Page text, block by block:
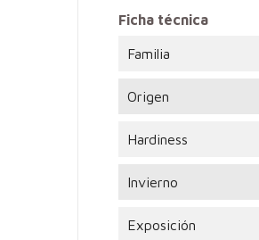
Ficha técnica
Familia
Origen
Hardiness
Invierno
Exposición